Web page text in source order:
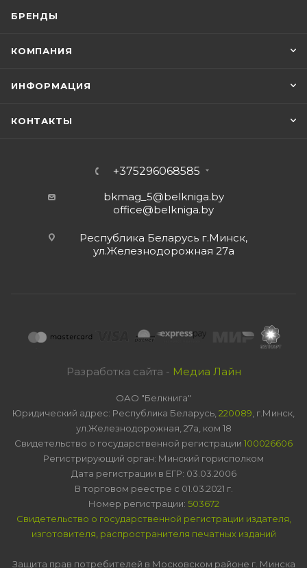
БРЕНДЫ
КОМПАНИЯ
ИНФОРМАЦИЯ
КОНТАКТЫ
+375296068585
bkmag_5@belkniga.by
office@belkniga.by
Республика Беларусь г.Минск,
ул.Железнодорожная 27а
Разработка сайта - Медиа Лайн
ОАО "Белкнига"
Юридический адрес: Республика Беларусь, 220089 , г.Минск,
ул.Железнодорожная, 27а, ком 18
Свидетельство о государственной регистрации 100026606
Регистрирующий орган: Минский горисполком
Дата регистрации в ЕГР: 03.03.2006
В торговом реестре с 01.03.2021 г.
Номер регистрации: 503672
Свидетельство о государственной регистрации издателя,
изготовителя, распространителя печатных изданий
Защита прав потребителей в Московском районе г. Минска